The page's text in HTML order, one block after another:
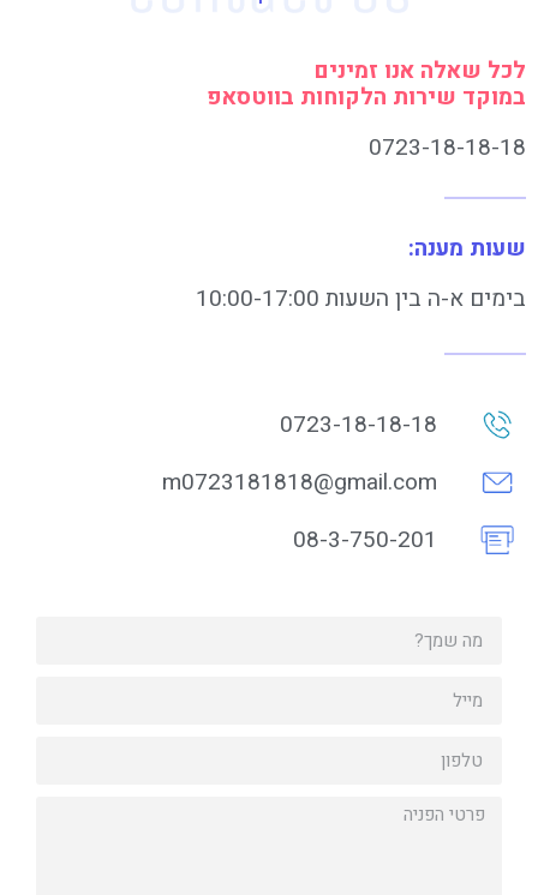
לכל שאלה אנו זמינים
במוקד שירות הלקוחות בווטסאפ
0723-18-18-18
שעות מענה:
בימים א-ה בין השעות 10:00-17:00
0723-18-18-18
m0723181818@gmail.com
08-3-750-201